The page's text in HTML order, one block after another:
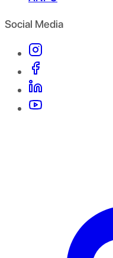
Social Media